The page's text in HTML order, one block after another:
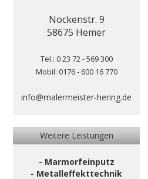
Nockenstr. 9
58675 Hemer
Tel.: 0 23 72 - 569 300
Mobil: 0176 - 600 16 770
info@malermeister-hering.de
Weitere Leistungen
- Marmorfeinputz
- Metalleffekttechnik